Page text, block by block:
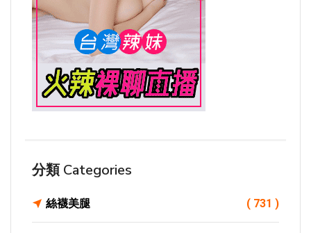
分類 Categories
絲襪美腿 ( 731 )